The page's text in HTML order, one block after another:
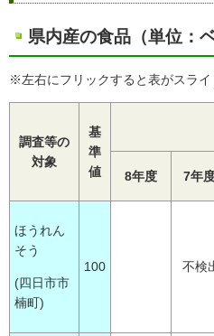
県内産の食品（単位：
※左右にフリックすると表がスライ
調査等の
対象
基
準
値
8年度 7年
ほうれん
そう
(四日市市
楠町)
100 不検